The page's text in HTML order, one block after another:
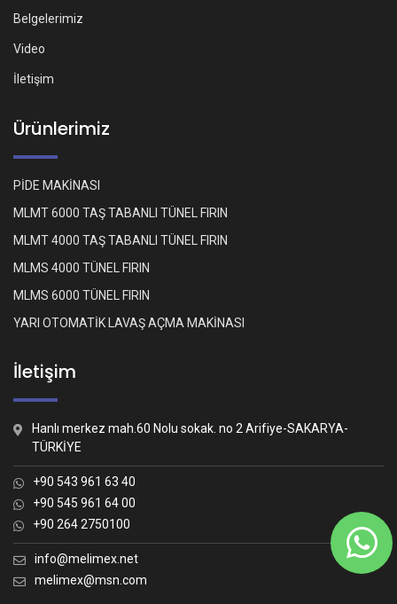
Belgelerimiz
Video
İletişim
Ürünlerimiz
PİDE MAKİNASI
MLMT 6000 TAŞ TABANLI TÜNEL FIRIN
MLMT 4000 TAŞ TABANLI TÜNEL FIRIN
MLMS 4000 TÜNEL FIRIN
MLMS 6000 TÜNEL FIRIN
YARI OTOMATİK LAVAŞ AÇMA MAKİNASI
İletişim
Hanlı merkez mah.60 Nolu sokak. no 2 Arifiye-SAKARYA-
TÜRKİYE
+90 543 961 63 40
+90 545 961 64 00
+90 264 2750100
info@melimex.net
melimex@msn.com
Nasıl yardımcı olabiliriz?